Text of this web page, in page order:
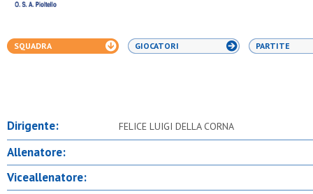
SQUADRA GIOCATORI PARTITE
Dirigente: FELICE LUIGI DELLA CORNA
Allenatore:
Viceallenatore: